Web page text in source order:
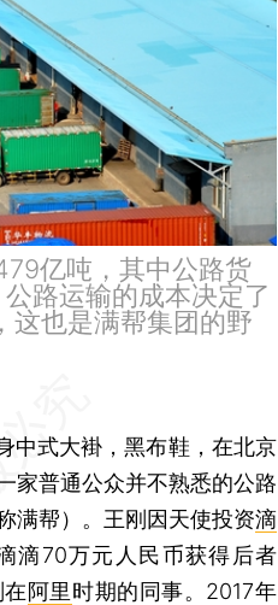
亿吨，其中公路货
路运输的成本决定了
这也是满帮集团的野
中式大褂，黑布鞋，在北京
家普通公众并不熟悉的公路
帮）。王刚因天使投资滴
滴70万元人民币获得后者
阿里时期的同事。2017年